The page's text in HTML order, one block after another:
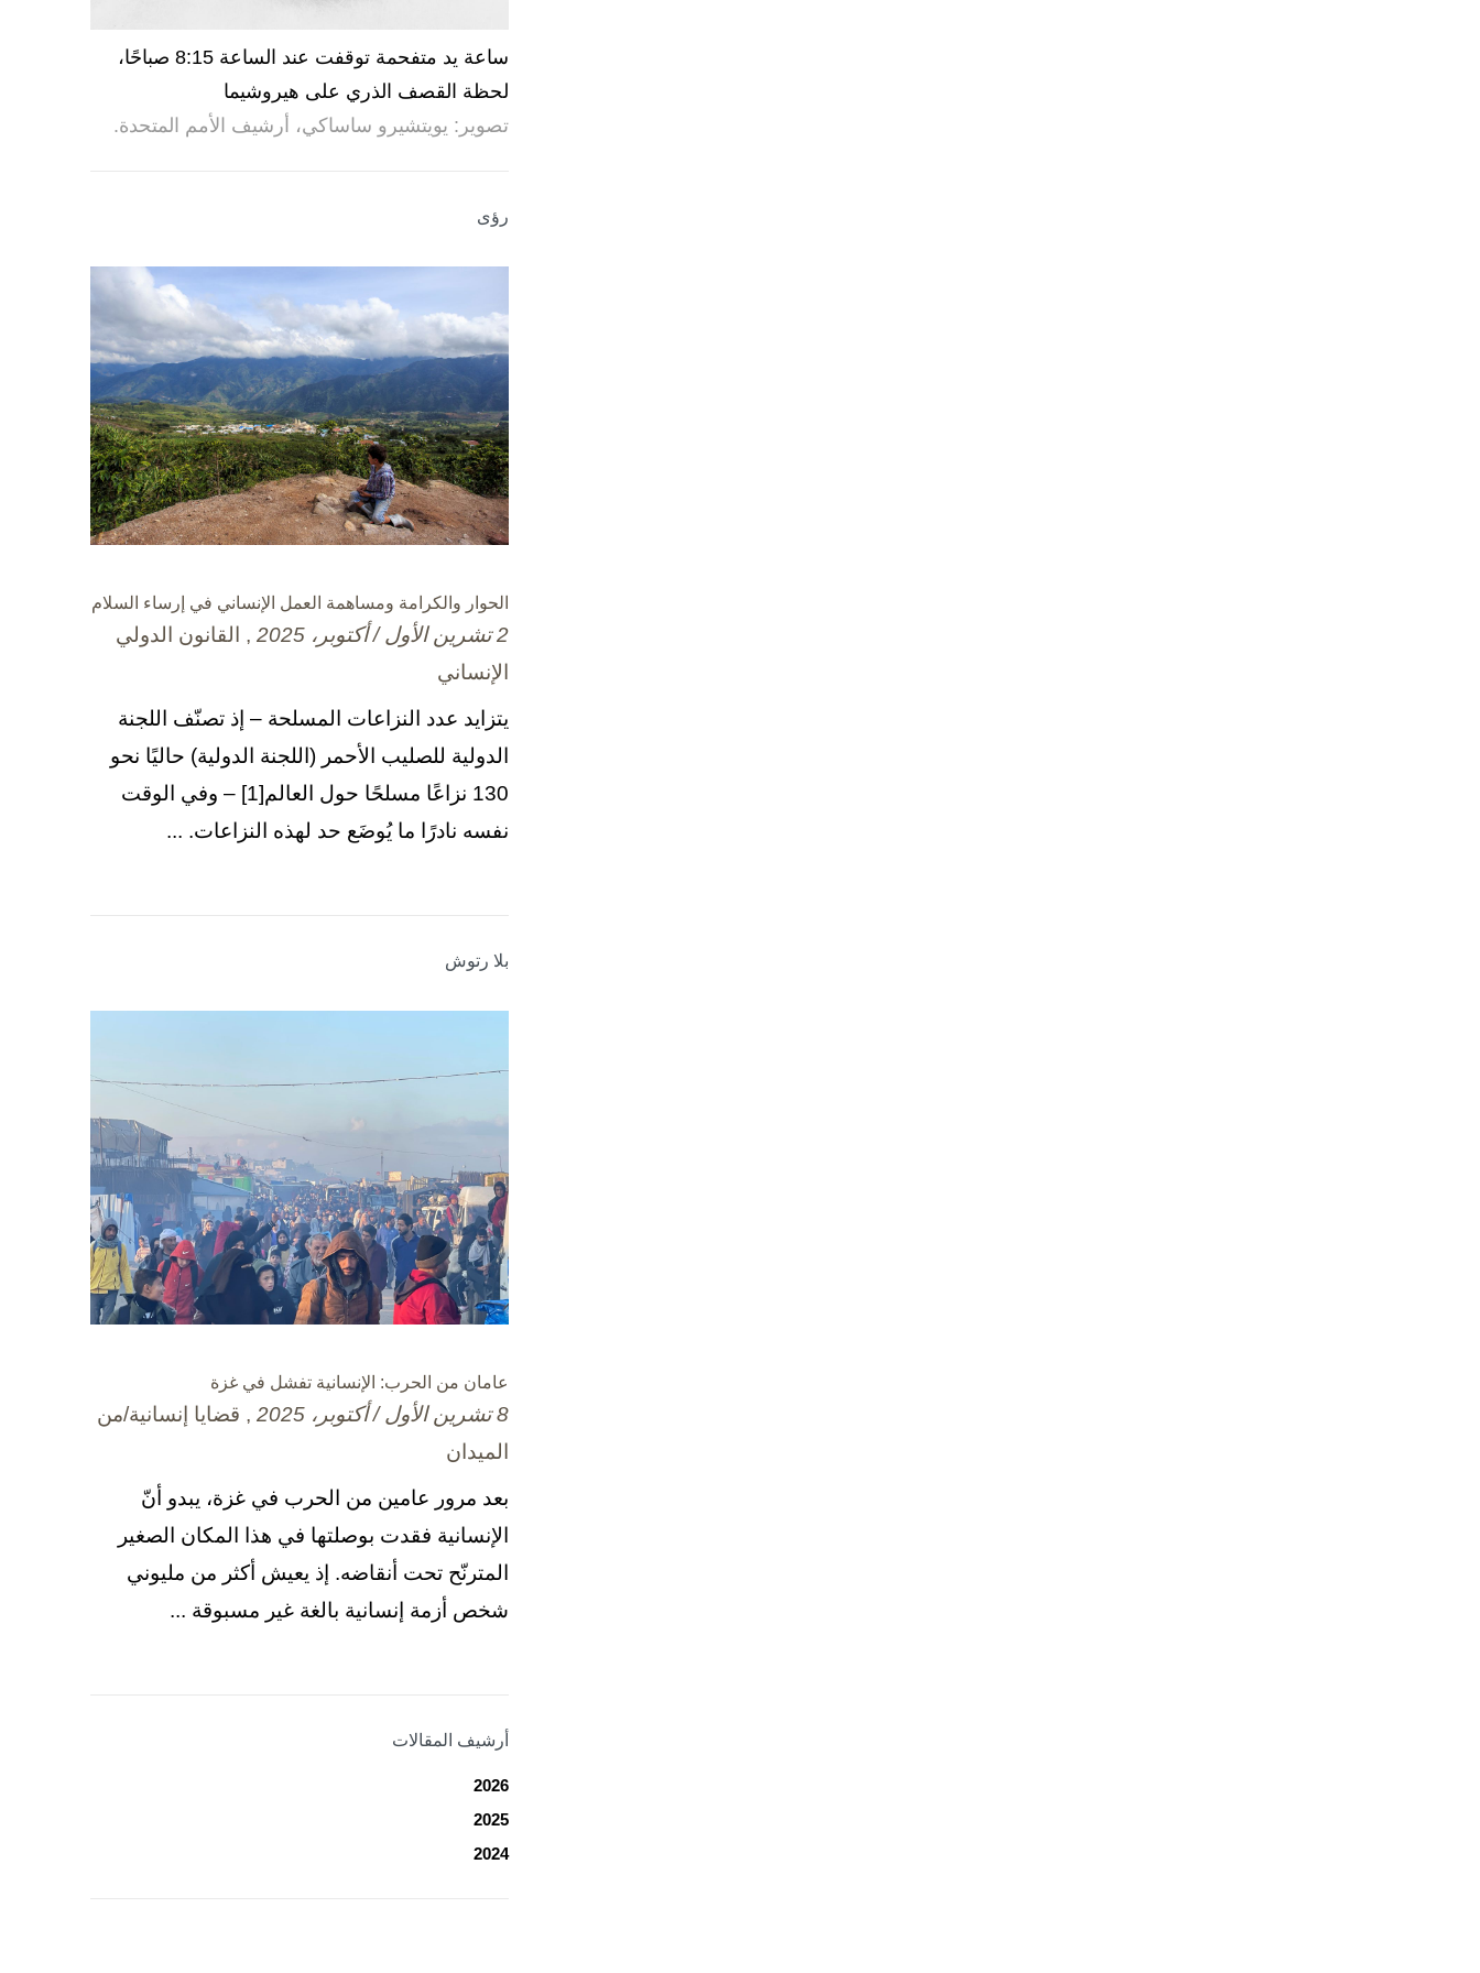
ساعة يد متفحمة توقفت عند الساعة 8:15 صباحًا،
لحظة القصف الذري على هيروشيما
تصوير: يويتشيرو ساساكي، أرشيف الأمم المتحدة.
رؤى
الحوار والكرامة ومساهمة العمل الإنساني في إرساء السلام
2 تشرين الأول / أكتوبر، 2025
, القانون الدولي
الإنساني
يتزايد عدد النزاعات المسلحة – إذ تصنّف اللجنة
الدولية للصليب الأحمر (اللجنة الدولية) حاليًا نحو
130 نزاعًا مسلحًا حول العالم[1] – وفي الوقت
نفسه نادرًا ما يُوضَع حد لهذه النزاعات. ...
بلا رتوش
عامان من الحرب: الإنسانية تفشل في غزة
8 تشرين الأول / أكتوبر، 2025
, قضايا إنسانية/من
الميدان
بعد مرور عامين من الحرب في غزة، يبدو أنّ
الإنسانية فقدت بوصلتها في هذا المكان الصغير
المترنّح تحت أنقاضه. إذ يعيش أكثر من مليوني
شخص أزمة إنسانية بالغة غير مسبوقة ...
أرشيف المقالات
2026
2025
2024